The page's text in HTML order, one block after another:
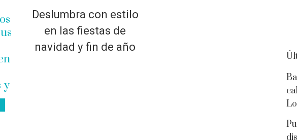
Deslumbra con estilo
en las fiestas de
navidad y fin de año